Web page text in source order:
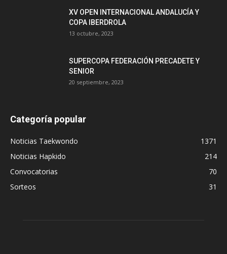
XV OPEN INTERNACIONAL ANDALUCÍA Y
COPA IBERDROLA
13 octubre, 2023
SUPERCOPA FEDERACIÓN PRECADETE Y
SENIOR
20 septiembre, 2023
Categoría popular
Noticias Taekwondo
1371
Noticias Hapkido
214
Convocatorias
70
Sorteos
31